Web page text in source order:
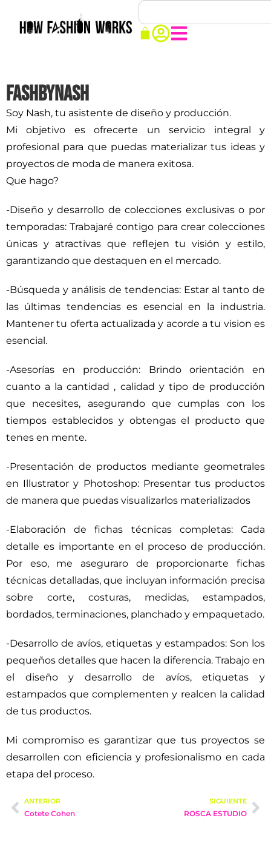
Fashbynash
Soy Nash, tu asistente de diseño y producción.
Mi objetivo es ofrecerte un servicio integral y
profesional para que puedas materializar tus ideas y
proyectos de moda de manera exitosa.
Que hago?
-Diseño y desarrollo de colecciones exclusivas o por
temporadas: Trabajaré contigo para crear colecciones
únicas y atractivas que reflejen tu visión y estilo,
garantizando que destaquen en el mercado.
-Búsqueda y análisis de tendencias: Estar al tanto de
las últimas tendencias es esencial en la industria.
Mantener tu oferta actualizada y acorde a tu vision es
esencial.
-Asesorías en producción: Brindo orientación en
cuanto a la cantidad , calidad y tipo de producción
que necesites, asegurando que cumplas con los
tiempos establecidos y obtengas el producto que
tenes en mente.
-Presentación de productos mediante geometrales
en Illustrator y Photoshop: Presentar tus productos
de manera que puedas visualizarlos materializados
-Elaboración de fichas técnicas completas: Cada
detalle es importante en el proceso de producción.
Por eso, me aseguraro de proporcionarte fichas
técnicas detalladas, que incluyan información precisa
sobre corte, costuras, medidas, estampados,
bordados, terminaciones, planchado y empaquetado.
-Desarrollo de avíos, etiquetas y estampados: Son los
pequeños detalles que hacen la diferencia. Trabajo en
el diseño y desarrollo de avíos, etiquetas y
estampados que complementen y realcen la calidad
de tus productos.
Mi compromiso es garantizar que tus proyectos se
desarrollen con eficiencia y profesionalismo en cada
etapa del proceso.
ANTERIOR
Cotete Cohen
SIGUIENTE
ROSCA ESTUDIO